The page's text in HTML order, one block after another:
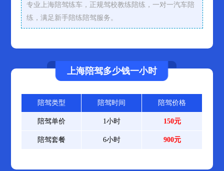
专业上海陪驾练车，正规驾校教练陪练，一对一汽车陪
练，满足新手陪练陪驾服务。
上海陪驾多少钱一小时
陪驾类型 陪驾时间 陪驾价格
陪驾单价 1小时 150元
陪驾套餐 6小时 900元